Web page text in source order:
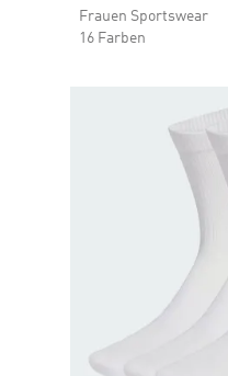
Frauen Sportswear
16 Farben